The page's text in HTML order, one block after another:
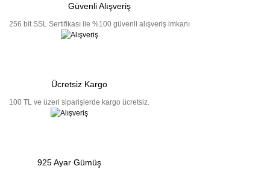
Güvenli Alışveriş
256 bit SSL Sertifikası ile %100 güvenli alışveriş imkanı
Ücretsiz Kargo
100 TL ve üzeri siparişlerde kargo ücretsiz.
925 Ayar Gümüş